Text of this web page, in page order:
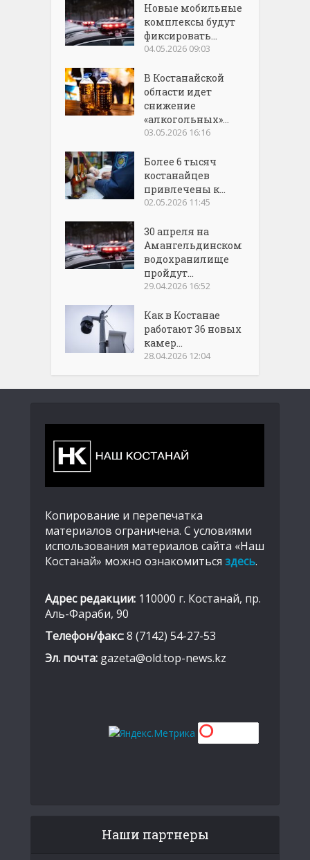
Новые мобильные
комплексы будут
фиксировать...
04.05.2026 09:03
В Костанайской
области идет
снижение
«алкогольных»...
03.05.2026 16:16
Более 6 тысяч
костанайцев
привлечены к...
02.05.2026 11:45
30 апреля на
Амангельдинском
водохранилище
пройдут...
29.04.2026 16:52
Как в Костанае
работают 36 новых
камер...
28.04.2026 12:04
Копирование и перепечатка
материалов ограничена. С условиями
использования материалов сайта «Наш
Костанай» можно ознакомиться здесь.
Адрес редакции: 110000 г. Костанай, пр.
Аль-Фараби, 90
Телефон/факс:8 (7142) 54-27-53
Эл. почта: gazeta@old.top-news.kz
Наши партнеры